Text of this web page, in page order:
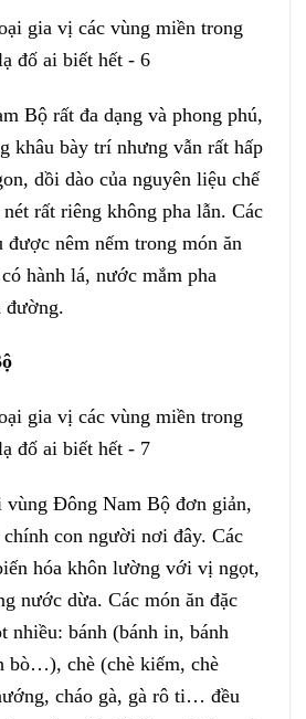
Bộ rất đa dạng và phong phú,
khâu bày trí nhưng vẫn rất hấp
dồi dào của nguyên liệu chế
rất riêng không pha lẫn. Các
nêm nếm trong món ăn
hành lá, nước mắm pha
đường.
vùng Đông Nam Bộ đơn giản,
con người nơi đây. Các
hóa khôn lường với vị ngọt,
nước dừa. Các món ăn đặc
nhiều: bánh (bánh in, bánh
bò…), chè (chè kiếm, chè
cháo gà, gà rô ti… đều